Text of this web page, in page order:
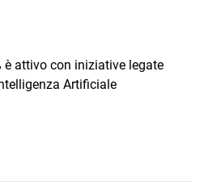
attivo con iniziative legate
Artificiale